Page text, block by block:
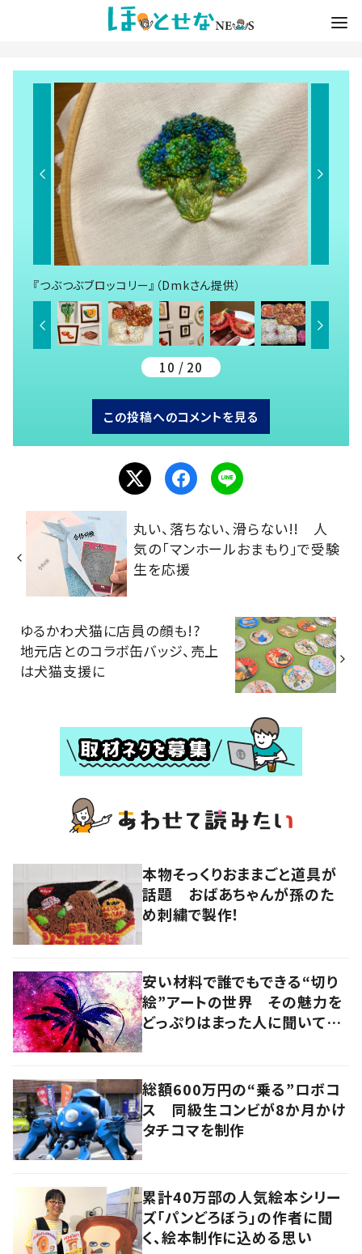
『つぶつぶブロッコリー』（Dmkさん提供）
10 / 20
この投稿へのコメントを見る
丸い、落ちない、滑らない!! 人
気の「マンホールおまもり」で受験
生を応援
ゆるかわ犬猫に店員の顔も!?
地元店とのコラボ缶バッジ、売上
は犬猫支援に
本物そっくりおままごと道具が
話題 おばあちゃんが孫のた
め刺繍で製作！
安い材料で誰でもできる“切り
絵”アートの世界 その魅力を
どっぷりはまった人に聞いてみ
総額600万円の“乗る”ロボコ
ス 同級生コンビが8か月かけ
タチコマを制作
累計40万部の人気絵本シリー
ズ「パンどろぼう」の作者に聞
く、絵本制作に込める思い